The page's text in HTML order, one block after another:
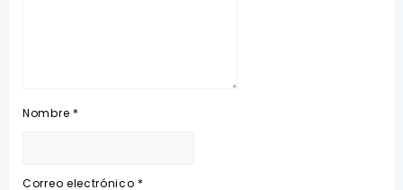
Nombre *
Correo electrónico *